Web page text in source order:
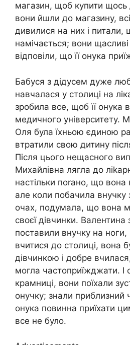
магазин, щоб купити щось
вони йшли до магазину,
дивилися на них і питали,
намічається; вони щасливі
відповіли, що її онука
Бабуся з дідусем дуже
навчалася у столиці на
зробила все, щоб її онука
медичного університету.
Оля була їхньою єдиною
втратили свою дитину
Після цього нещасного
Михайлівна лягла до
настільки поrано, що вона
але коли побачила внучку
очах, подумала, що вона
своєї дівчинки. Валентина
поставили внучку на ноги,
вчитися до столиці, вона
дівчинкою і добре
могла частоприїжджати. І
крамниці, вони поїхали
онучку; знали
онука повинна приїхати
все не було.